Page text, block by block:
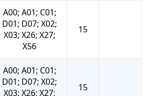
A00; A01; C01;
D01; D07; X02;
X03; X26; X27;
X56
15
A00; A01; C01;
D01; D07; X02;
X03; X26; X27;
15